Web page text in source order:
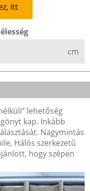
itt
cm
lehetőség
kap. Inkább
Nagymintás
Hálós szerkezetű
hogy szépen